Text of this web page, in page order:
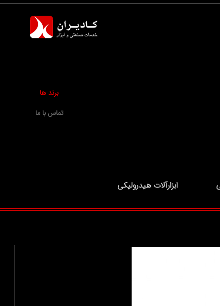
ابزارآلات هیدرولیکی
برند ها
تماس با ما